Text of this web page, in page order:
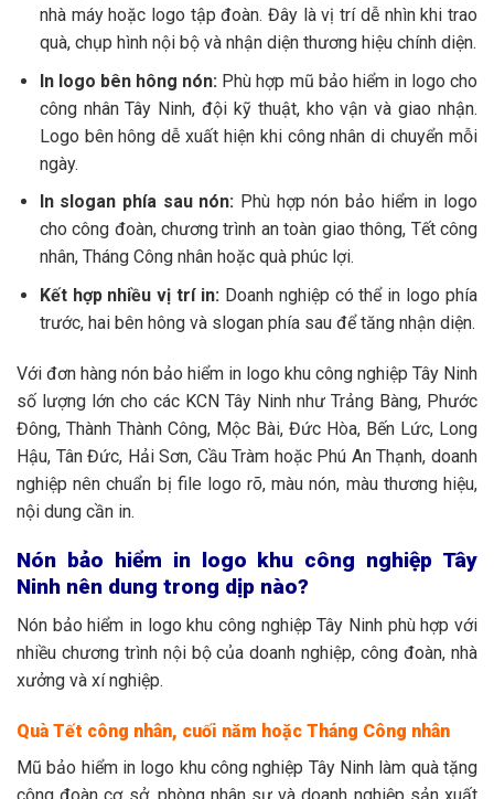
nhà máy hoặc logo tập đoàn. Đây là vị trí dễ nhìn khi trao
quà, chụp hình nội bộ và nhận diện thương hiệu chính diện.
In logo bên hông nón: Phù hợp mũ bảo hiểm in logo cho
công nhân Tây Ninh, đội kỹ thuật, kho vận và giao nhận.
Logo bên hông dễ xuất hiện khi công nhân di chuyển mỗi
ngày.
In slogan phía sau nón: Phù hợp nón bảo hiểm in logo
cho công đoàn, chương trình an toàn giao thông, Tết công
nhân, Tháng Công nhân hoặc quà phúc lợi.
Kết hợp nhiều vị trí in: Doanh nghiệp có thể in logo phía
trước, hai bên hông và slogan phía sau để tăng nhận diện.
Với đơn hàng nón bảo hiểm in logo khu công nghiệp Tây Ninh
số lượng lớn cho các KCN Tây Ninh như Trảng Bàng, Phước
Đông, Thành Thành Công, Mộc Bài, Đức Hòa, Bến Lức, Long
Hậu, Tân Đức, Hải Sơn, Cầu Tràm hoặc Phú An Thạnh, doanh
nghiệp nên chuẩn bị file logo rõ, màu nón, màu thương hiệu,
nội dung cần in.
Nón bảo hiểm in logo khu công nghiệp Tây
Ninh nên dung trong dịp nào?
Nón bảo hiểm in logo khu công nghiệp Tây Ninh phù hợp với
nhiều chương trình nội bộ của doanh nghiệp, công đoàn, nhà
xưởng và xí nghiệp.
Quà Tết công nhân, cuối năm hoặc Tháng Công nhân
Mũ bảo hiểm in logo khu công nghiệp Tây Ninh làm quà tặng